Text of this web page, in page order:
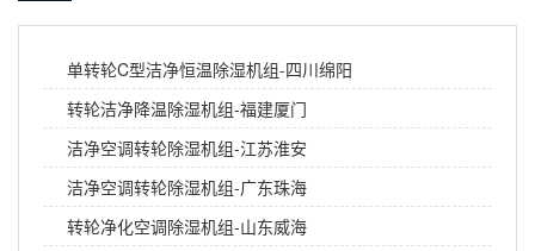
单转轮C型洁净恒温除湿机组-四川绵阳
转轮洁净降温除湿机组-福建厦门
洁净空调转轮除湿机组-江苏淮安
洁净空调转轮除湿机组-广东珠海
转轮净化空调除湿机组-山东威海